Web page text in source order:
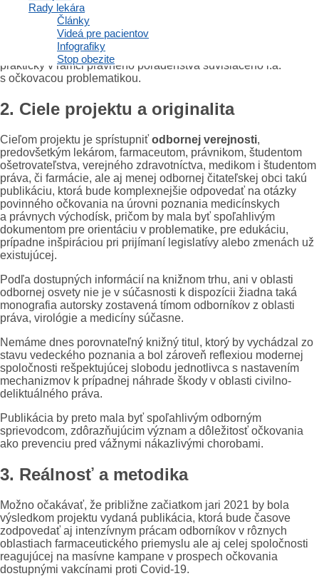
Rady lekára
Články
Videá pre pacientov
Infografiky
Stop obezite
očkovania použiteľné aj do budúcnosti na rôzne prípady
a podmienky použitia vakcín. Práve z tohto dôvodu je autorský
kolektív zostavený z epidemiologičky, virológa, ako aj
právnikov, ktorí sa téme dlhodobo venujú akademicky, ale aj
prakticky v rámci právneho poradenstva súvisiaceho i.a.
s očkovacou problematikou.
2. Ciele projektu a originalita
Cieľom projektu je sprístupniť odbornej verejnosti,
predovšetkým lekárom, farmaceutom, právnikom, študentom
ošetrovateľstva, verejného zdravotníctva, medikom i študentom
práva, či farmácie, ale aj menej odbornej čitateľskej obci takú
publikáciu, ktorá bude komplexnejšie odpovedať na otázky
povinného očkovania na úrovni poznania medicínskych
a právnych východísk, pričom by mala byť spoľahlivým
dokumentom pre orientáciu v problematike, pre edukáciu,
prípadne inšpiráciou pri prijímaní legislatívy alebo zmenách už
existujúcej.
Podľa dostupných informácií na knižnom trhu, ani v oblasti
odbornej osvety nie je v súčasnosti k dispozícii žiadna taká
monografia autorsky zostavená tímom odborníkov z oblasti
práva, virológie a medicíny súčasne.
Nemáme dnes porovnateľný knižný titul, ktorý by vychádzal zo
stavu vedeckého poznania a bol zároveň reflexiou modernej
spoločnosti rešpektujúcej slobodu jednotlivca s nastavením
mechanizmov k prípadnej náhrade škody v oblasti civilno-
deliktuálného práva.
Publikácia by preto mala byť spoľahlivým odborným
sprievodcom, zdôrazňujúcim význam a dôležitosť očkovania
ako prevenciu pred vážnymi nákazlivými chorobami.
3. Reálnosť a metodika
Možno očakávať, že približne začiatkom jari 2021 by bola
výsledkom projektu vydaná publikácia, ktorá bude časove
zodpovedať aj intenzívnym prácam odborníkov v rôznych
oblastiach farmaceutického priemyslu ale aj celej spoločnosti
reagujúcej na masívne kampane v prospech očkovania
dostupnými vakcínami proti Covid-19.